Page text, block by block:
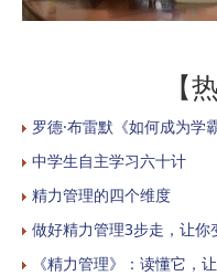
【
罗德·布雷默《如何成为学
中学生自主学习六十计
精力管理的四个维度
做好精力管理3步走，让你
《精力管理》：读懂它，